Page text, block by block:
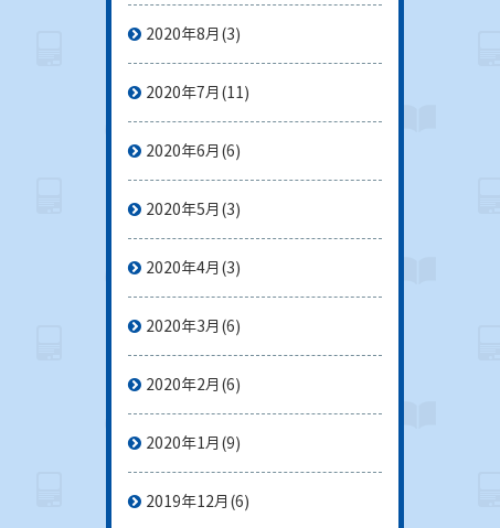
2020年8月 (3)
2020年7月 (11)
2020年6月 (6)
2020年5月 (3)
2020年4月 (3)
2020年3月 (6)
2020年2月 (6)
2020年1月 (9)
2019年12月 (6)